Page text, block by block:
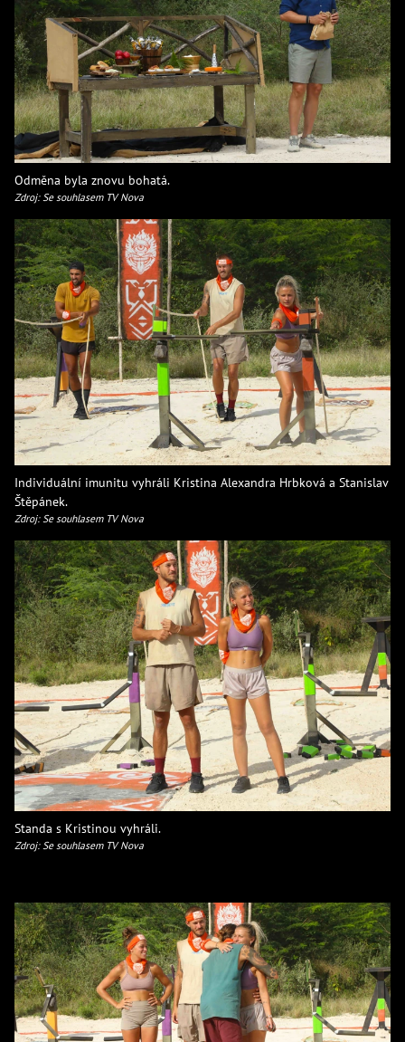
Odměna byla znovu bohatá.
Zdroj: Se souhlasem TV Nova
Individuální imunitu vyhráli Kristina Alexandra Hrbková a Stanislav
Štěpánek.
Zdroj: Se souhlasem TV Nova
Standa s Kristinou vyhráli.
Zdroj: Se souhlasem TV Nova